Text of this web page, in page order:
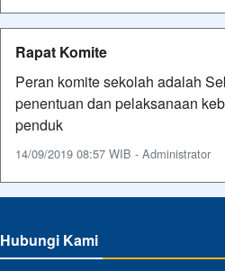
Rapat Komite
Peran komite sekolah adalah
penentuan dan pelaksanaan
penduk
14/09/2019 08:57 WIB - Administrator
Hubungi Kami